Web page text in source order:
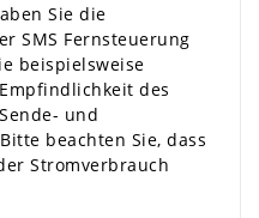
Sie die
SMS Fernsteuerung
beispielsweise
des
und
beachten Sie, dass
Stromverbrauch